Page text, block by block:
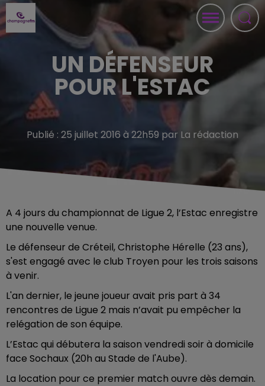
UN DÉFENSEUR
POUR L'ESTAC
Publié : 25 juillet 2016 à 22h59 par La rédaction
A 4 jours du championnat de Ligue 2, l’Estac enregistre
une nouvelle venue.
Le défenseur de Créteil, Christophe Hérelle (23 ans),
s'est engagé avec le club Troyen pour les trois saisons
à venir.
L'an dernier, le jeune joueur avait pris part à 34
rencontres de Ligue 2 mais n’avait pu empêcher la
relégation de son équipe.
L’Estac qui débutera la saison vendredi soir à domicile
face Sochaux (20h au Stade de l'Aube).
La location pour ce premier match ouvre dès demain.